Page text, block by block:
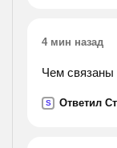
4 мин назад
Чем связаны
S Ответил